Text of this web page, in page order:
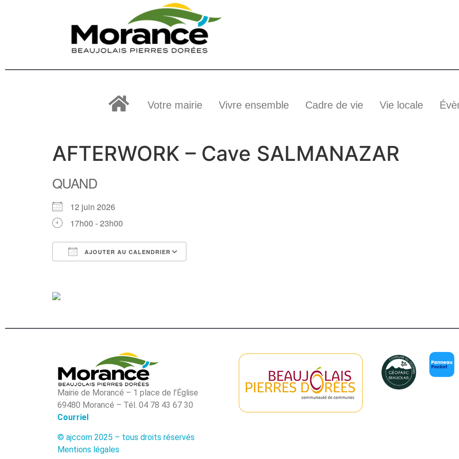
Votre mairie Vivre ensemble Cadre de vie Vie locale
AFTERWORK – Cave SALMANAZAR
QUAND
12 juin 2026
17h00 - 23h00
AJOUTER AU CALENDRIER
Mairie de Morancé – 1 place de l’Église
69480 Morancé – Tél. 04 78 43 67 30
Courriel
© ajccom 2025 – tous droits réservés
Mentions légales